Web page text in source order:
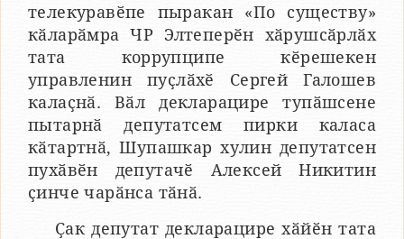
телекуравӗпе пыракан «По существу»
кӑларӑмра ЧР Элтеперӗн хӑрушсӑрлӑх
тата коррупципе кӗрешекен
управленин пуҫлӑхӗ Сергей Галошев
калаҫнӑ. Вӑл декларацире тупӑшсене
пытарнӑ депутатсем пирки каласа
кӑтартнӑ, Шупашкар хулин депутатсен
пухӑвӗн депутачӗ Алексей Никитин
ҫинче чарӑнса тӑнӑ.
Ҫак депутат декларацире хӑйӗн тата